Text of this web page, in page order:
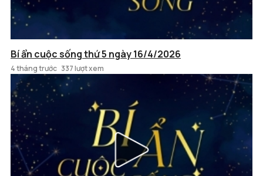
Bí ẩn cuộc sống thứ 5 ngày 16/4/2026
4 tháng trước 337 lượt xem